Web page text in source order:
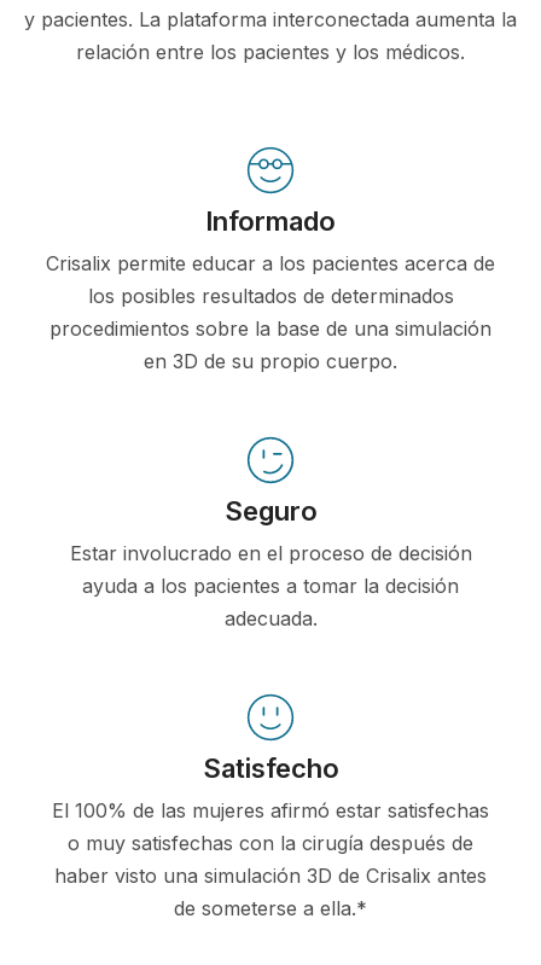
y pacientes. La plataforma interconectada aumenta la
relación entre los pacientes y los médicos.
Informado
Crisalix permite educar a los pacientes acerca de
los posibles resultados de determinados
procedimientos sobre la base de una simulación
en 3D de su propio cuerpo.
Seguro
Estar involucrado en el proceso de decisión
ayuda a los pacientes a tomar la decisión
adecuada.
Satisfecho
El 100% de las mujeres afirmó estar satisfechas
o muy satisfechas con la cirugía después de
haber visto una simulación 3D de Crisalix antes
de someterse a ella.*